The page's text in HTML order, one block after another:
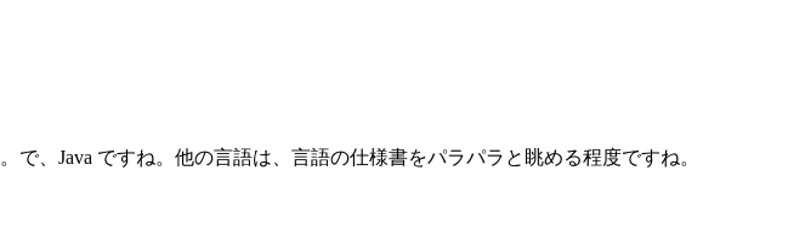
、Java ですね。他の言語は、言語の仕様書をパラパラと眺める程度ですね。